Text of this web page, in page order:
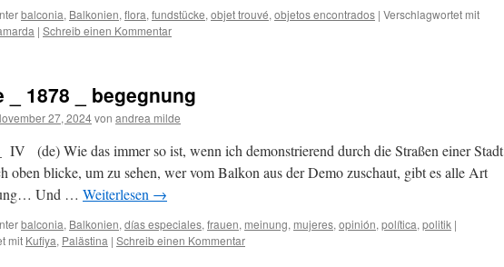
balconia, Balkonien, flora, fundstücke, objet trouvé, objetos encontrados | Verschlagwortet mit
| Schreib einen Kommentar
_ 1878 _ begegnung
27, 2024von andrea milde
IV (de) Wie das immer so ist, wenn ich demonstrierend durch die Straßen einer Stadt
oben blicke, um zu sehen, wer vom Balkon aus der Demo zuschaut, gibt es alle Art
Und … Weiterlesen →
balconia, Balkonien, días especiales, frauen, meinung, mujeres, opinión, política, politik |
mit Kufiya, Palästina | Schreib einen Kommentar